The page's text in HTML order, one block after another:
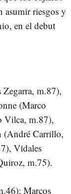
asumir riesgos y
en el debut
Zegarra, m.87),
(Marco
Vilca, m.87),
(André Carrillo,
Vidales
m.75).
Marcos